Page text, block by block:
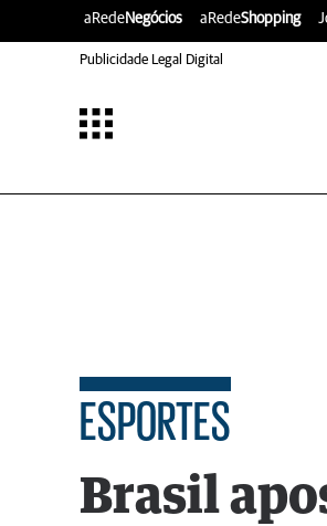
aRedeNegócios aRedeShopping
Publicidade Legal Digital
ESPORTES
Brasil